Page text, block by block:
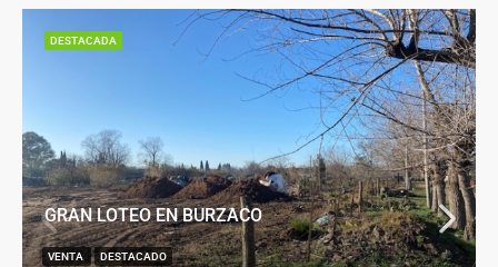
GRAN LOTEO EN BURZACO
VENTA DESTACADO
DESTACADA